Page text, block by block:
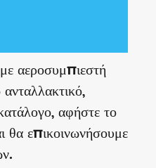
αεροσυμπιεστή
αφήστε το
επικοινωνήσουμε